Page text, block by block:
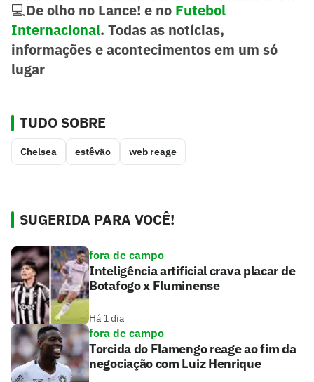
💻De olho no Lance! e no Futebol
Internacional. Todas as notícias,
informações e acontecimentos em um só
lugar
TUDO SOBRE
Chelsea estêvão web reage
SUGERIDA PARA VOCÊ!
fora de campo
Inteligência artificial crava placar de
Botafogo x Fluminense
Há 1 dia
fora de campo
Torcida do Flamengo reage ao fim da
negociação com Luiz Henrique